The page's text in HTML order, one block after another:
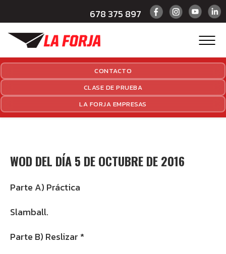
678 375 897
CONTACTO
CLASE DE PRUEBA
LA FORJA EMPRESAS
WOD DEL DÍA 5 DE OCTUBRE DE 2016
Parte A) Práctica
Slamball.
Parte B) Reslizar *